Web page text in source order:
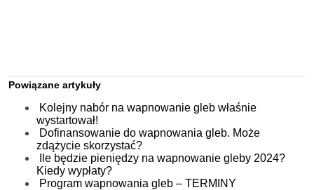
Powiązane artykuły
Kolejny nabór na wapnowanie gleb właśnie
wystartował!
Dofinansowanie do wapnowania gleb. Może
zdążycie skorzystać?
Ile będzie pieniędzy na wapnowanie gleby 2024?
Kiedy wypłaty?
Program wapnowania gleb – TERMINY